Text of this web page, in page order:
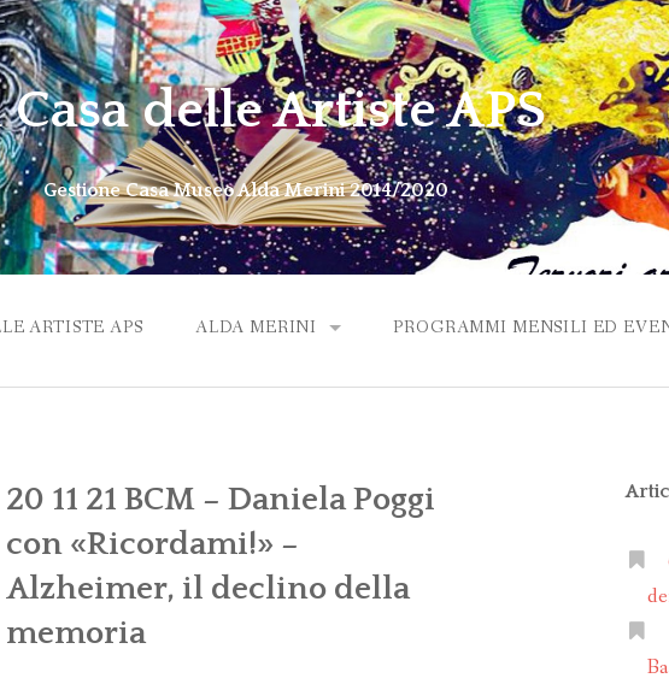
Casa delle Artiste APS
Gestione Casa Museo Alda Merini 2014/2020
ARTISTE APS ALDA MERINI
ALDA VIDEO OMAGGIO
PROGRAMMI MENSILI ED
ANNO 2020
20 11 21 BCM – Daniela Poggi
con «Ricordami!» –
Alzheimer, il declino della
memoria